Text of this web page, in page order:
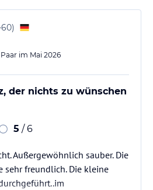
mieten zu können
)
Paar im Mai 2026
der nichts zu wünschen
5 / 6
Außergewöhnlich sauber. Die
sehr freundlich. Die kleine